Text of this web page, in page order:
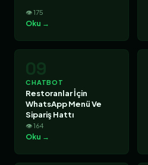
👁 175
Oku →
09
CHATBOT
Restoranlar İçin
WhatsApp Menü Ve
Sipariş Hattı
👁 164
Oku →